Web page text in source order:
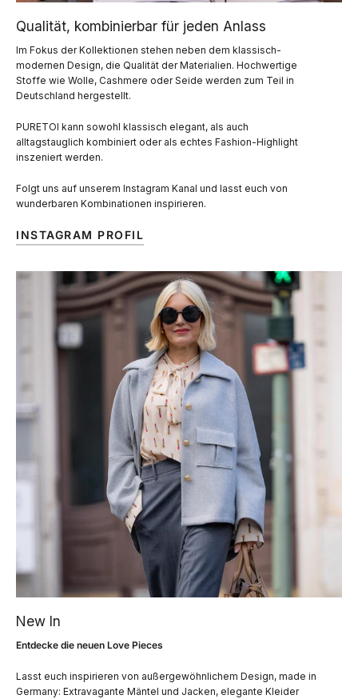
Qualität, kombinierbar für jeden Anlass
Im Fokus der Kollektionen stehen neben dem klassisch-
modernen Design, die Qualität der Materialien. Hochwertige
Stoffe wie Wolle, Cashmere oder Seide werden zum Teil in
Deutschland hergestellt.
PURETOI kann sowohl klassisch elegant, als auch
alltagstauglich kombiniert oder als echtes Fashion-Highlight
inszeniert werden.
Folgt uns auf unserem Instagram Kanal und lasst euch von
wunderbaren Kombinationen inspirieren.
INSTAGRAM PROFIL
New In
Entdecke die neuen Love Pieces
Lasst euch inspirieren von außergewöhnlichem Design, made in
Germany: Extravagante Mäntel und Jacken, elegante Kleider